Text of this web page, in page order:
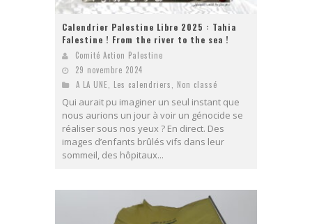
Calendrier Palestine Libre 2025 : Tahia
Falestine ! From the river to the sea !
Comité Action Palestine
29 novembre 2024
A LA UNE
Les calendriers Non classé
Qui aurait pu imaginer un seul instant que
nous aurions un jour à voir un génocide se
réaliser sous nos yeux ? En direct. Des
images d’enfants brûlés vifs dans leur
sommeil, des hôpitaux...